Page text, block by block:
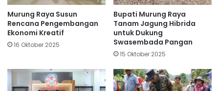
Murung Raya Susun
Rencana Pengembangan
Ekonomi Kreatif
16 Oktober 2025
Bupati Murung Raya
Tanam Jagung Hibrida
untuk Dukung
Swasembada Pangan
15 Oktober 2025